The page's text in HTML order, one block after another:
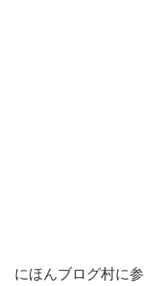
にほんブログ村に